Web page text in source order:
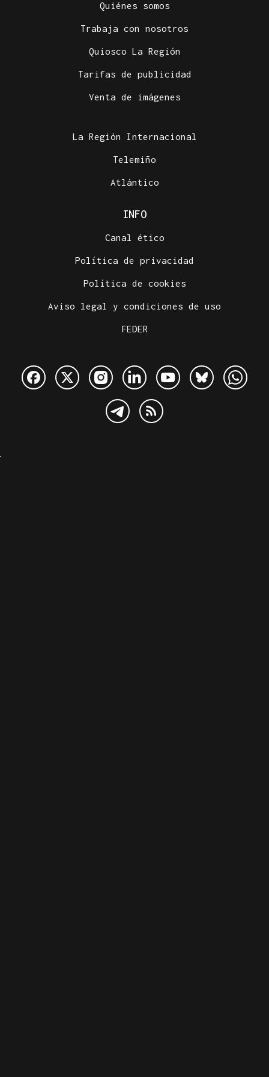
Quiénes somos
Trabaja con nosotros
Quiosco La Región
Tarifas de publicidad
Venta de imágenes
La Región Internacional
Telemiño
Atlántico
INFO
Canal ético
Política de privacidad
Política de cookies
Aviso legal y condiciones de uso
FEDER